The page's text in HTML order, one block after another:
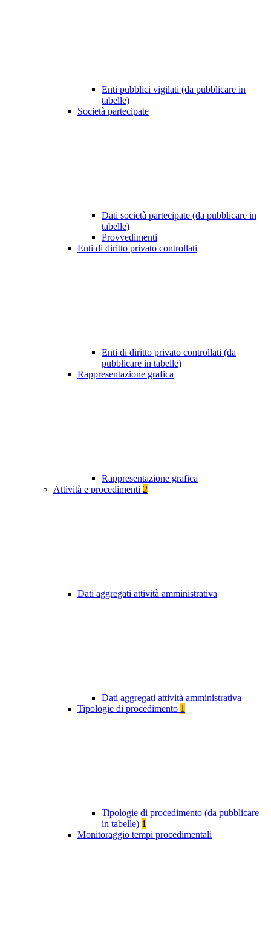
Enti pubblici vigilati (da pubblicare in
tabelle)
Società partecipate
Dati società partecipate (da pubblicare in
tabelle)
Provvedimenti
Enti di diritto privato controllati
Enti di diritto privato controllati (da
pubblicare in tabelle)
Rappresentazione grafica
Rappresentazione grafica
Attività e procedimenti 2
Dati aggregati attività amministrativa
Dati aggregati attività amministrativa
Tipologie di procedimento 1
Tipologie di procedimento (da pubblicare
in tabelle) 1
Monitoraggio tempi procedimentali